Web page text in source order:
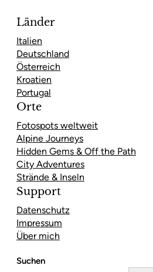
Länder
Italien
Deutschland
Österreich
Kroatien
Portugal
Orte
Fotospots weltweit
Alpine Journeys
Hidden Gems & Off the Path
City Adventures
Strände & Inseln
Support
Datenschutz
Impressum
Über mich
Suchen